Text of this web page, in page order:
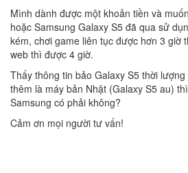
Mình dành được một khoản tiền và
hoặc Samsung Galaxy S5 đã qua sử
kém, chơi game liên tục được hơn 3 giờ
web thì được 4 giờ.
Thấy thông tin bảo Galaxy S5 thời
thêm là máy bản Nhật (Galaxy S5 au)
Samsung có phải không?
Cảm ơn mọi người tư vấn!